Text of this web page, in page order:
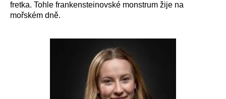
fretka. Tohle frankensteinovské monstrum žije na
mořském dně.